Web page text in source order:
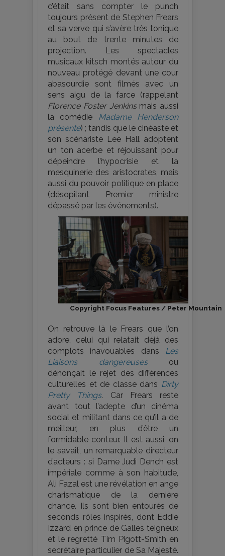
c’était sans compter le punch
toujours présent de Stephen Frears
et sa verve qui s’avère très tonique
au bout de trente minutes de
projection. Les spectacles
musicaux kitsch montés autour du
nouveau protégé devant une cour
abasourdie sont filmés avec un
sens aigu de la farce (rappelant
Florence Foster Jenkinsmais aussi
la comédie Madame Henderson
présente) ; tandis que le cinéaste et
son scénariste Lee Hall adoptent
un ton acerbe et réjouissant pour
dépeindre l’hypocrisie et la
mesquinerie des aristocrates, mais
aussi du pouvoir politique en place
(désopilant Premier ministre
dépassé par les événements).
Copyright Focus Features / Peter Mountain
On retrouve là le Frears que l’on
adore, celui qui relatait déjà des
complots inavouables dans Les
Liaisons dangereusesou
dénonçait le rejet des différences
culturelles et de classe dans Dirty
Pretty Things. Car Frears reste
avant tout l’adepte d’un cinéma
social et militant dans ce qu’il a de
meilleur, en plus d’être un
formidable conteur. Il est aussi, on
le savait, un remarquable directeur
d’acteurs : si Dame Judi Dench est
impériale comme à son habitude,
Ali Fazal est une révélation en ange
charismatique de la dernière
chance. Ils sont bien entourés de
seconds rôles inspirés, dont Eddie
Izzard en prince de Galles teigneux
et le regretté Tim Pigott-Smith en
secrétaire particulier de Sa Majesté.